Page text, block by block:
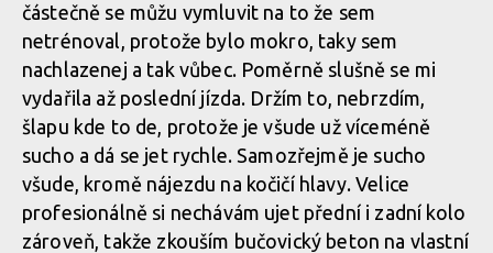
WBS: Bučovice zahájily sjezdovou sezónu a i Čert se přijel
zamazat
WBS: Bučovice zahájily sjezdovou sezónu a i Čert se přijel
zamazat
částečně se můžu vymluvit na to že sem
netrénoval, protože bylo mokro, taky sem
nachlazenej a tak vůbec. Poměrně slušně se mi
vydařila až poslední jízda. Držím to, nebrzdím,
šlapu kde to de, protože je všude už víceméně
sucho a dá se jet rychle. Samozřejmě je sucho
všude, kromě nájezdu na kočičí hlavy. Velice
profesionálně si nechávám ujet přední i zadní kolo
zároveň, takže zkouším bučovický beton na vlastní